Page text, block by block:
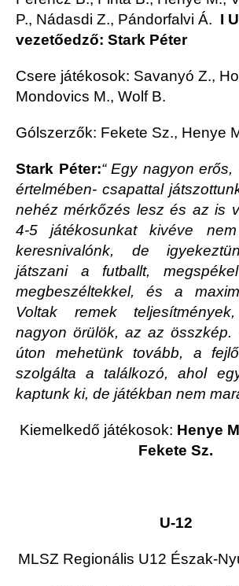
P., Nádasdi Z., Pándorfalvi Á. I
vezetőedző: Stark Péter
Csere játékosok: Savanyó Z.,
Mondovics M., Wolf B.
Gólszerzők: Fekete Sz., Henye
Stark Péter:“ Egy nagyon
értelmében- csapattal
nehéz mérkőzés lesz és az is
4-5 játékosunkat kivéve
keresnivalónk, de
játszani a futballt,
megbeszéltekkel, és a
Voltak remek
nagyon örülök, az az összkép.
úton mehetünk tovább, a
szolgálta a találkozó, ahol
kaptunk ki, de játékban nem
Kiemelkedő játékosok: Henye
Fekete Sz.
U-12
MLSZ Regionális U12 Észak-